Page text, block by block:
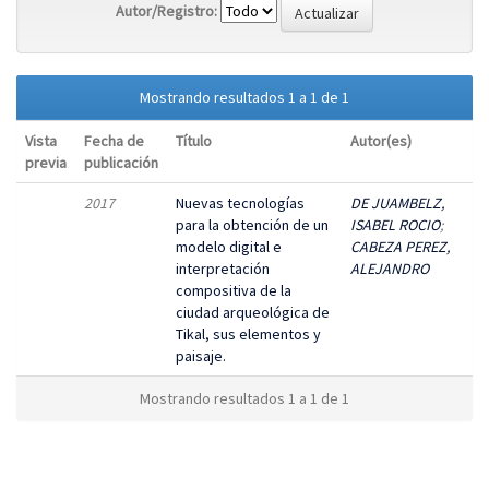
Autor/Registro:
Mostrando resultados 1 a 1 de 1
Vista
previa
Fecha de
publicación
Título Autor(es)
2017
Nuevas tecnologías
para la obtención de un
modelo digital e
interpretación
compositiva de la
ciudad arqueológica de
Tikal, sus elementos y
paisaje.
DE JUAMBELZ,
ISABEL ROCIO;
CABEZA PEREZ,
ALEJANDRO
Mostrando resultados 1 a 1 de 1